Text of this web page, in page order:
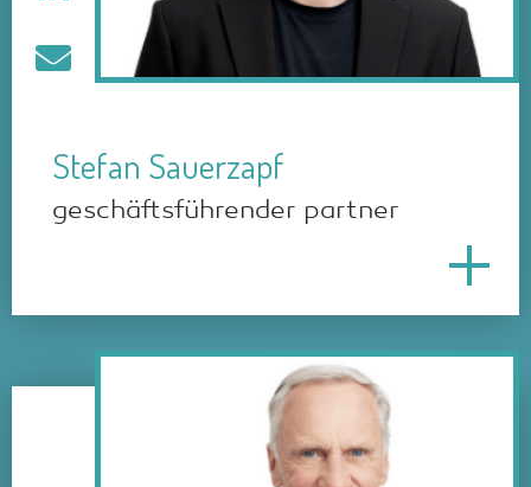
Stefan Sauerzapf
geschäftsführender partner